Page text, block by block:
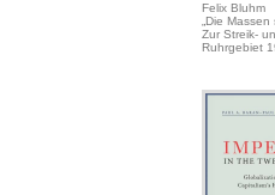
Felix Bluhm
„Die
Zur Streik-
Ruhrgebiet